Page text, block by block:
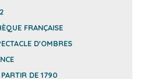
FRANÇAISE
D'OMBRES
DE 1790